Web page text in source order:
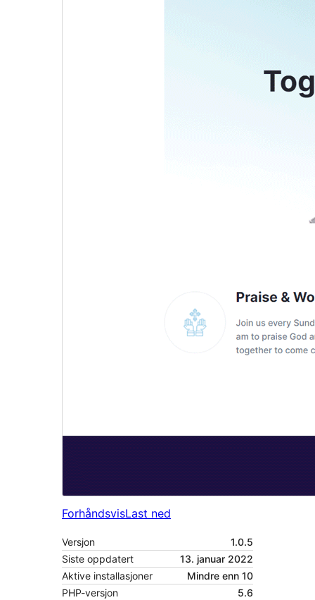
ForhåndsvisLast ned
Versjon
1.0.5
Siste oppdatert
13. januar 2022
Aktive installasjoner
Mindre enn 10
PHP-versjon
5.6